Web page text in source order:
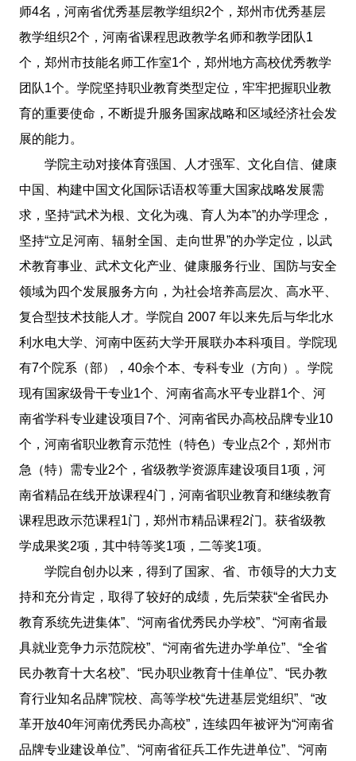
师4名，河南省优秀基层教学组织2个，郑州市优秀基层
教学组织2个，河南省课程思政教学名师和教学团队1
个，郑州市技能名师工作室1个，郑州地方高校优秀教学
团队1个。学院坚持职业教育类型定位，牢牢把握职业教
育的重要使命，不断提升服务国家战略和区域经济社会发
展的能力。
学院主动对接体育强国、人才强军、文化自信、健康
中国、构建中国文化国际话语权等重大国家战略发展需
求，坚持“武术为根、文化为魂、育人为本”的办学理念，
坚持“立足河南、辐射全国、走向世界”的办学定位，以武
术教育事业、武术文化产业、健康服务行业、国防与安全
领域为四个发展服务方向，为社会培养高层次、高水平、
复合型技术技能人才。学院自 2007 年以来先后与华北水
利水电大学、河南中医药大学开展联办本科项目。学院现
有7个院系（部），40余个本、专科专业（方向）。学院
现有国家级骨干专业1个、河南省高水平专业群1个、河
南省学科专业建设项目7个、河南省民办高校品牌专业10
个，河南省职业教育示范性（特色）专业点2个，郑州市
急（特）需专业2个，省级教学资源库建设项目1项，河
南省精品在线开放课程4门，河南省职业教育和继续教育
课程思政示范课程1门，郑州市精品课程2门。获省级教
学成果奖2项，其中特等奖1项，二等奖1项。
学院自创办以来，得到了国家、省、市领导的大力支
持和充分肯定，取得了较好的成绩，先后荣获“全省民办
教育系统先进集体”、“河南省优秀民办学校”、“河南省最
具就业竞争力示范院校”、“河南省先进办学单位”、“全省
民办教育十大名校”、“民办职业教育十佳单位”、“民办教
育行业知名品牌”院校、高等学校“先进基层党组织”、“改
革开放40年河南优秀民办高校”，连续四年被评为“河南省
品牌专业建设单位”、“河南省征兵工作先进单位”、“河南